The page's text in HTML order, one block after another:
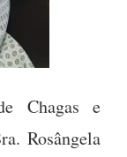
Chagas e
Rosângela